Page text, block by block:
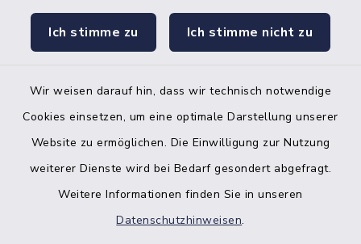
Ich stimme zu Ich stimme nicht zu
Wir weisen darauf hin, dass wir technisch notwendige
Cookies einsetzen, um eine optimale Darstellung unserer
Website zu ermöglichen. Die Einwilligung zur Nutzung
weiterer Dienste wird bei Bedarf gesondert abgefragt.
Weitere Informationen finden Sie in unseren
Datenschutzhinweisen.
facebook
Bankverbindung der Amtskasse
Barrierefreiheit